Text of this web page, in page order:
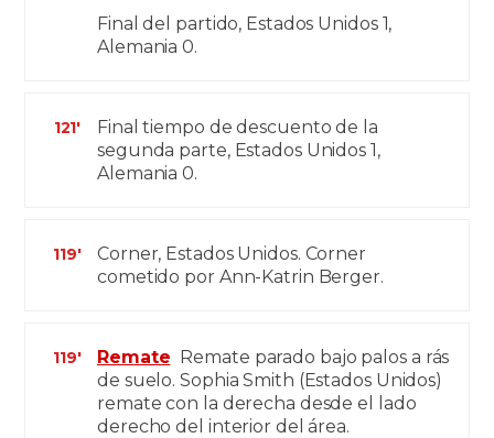
Final del partido, Estados Unidos 1,
Alemania 0.
121'
Final tiempo de descuento de la
segunda parte, Estados Unidos 1,
Alemania 0.
119'
Corner, Estados Unidos. Corner
cometido por Ann-Katrin Berger.
119' Remate Remate parado bajo palos a rás
de suelo. Sophia Smith (Estados Unidos)
remate con la derecha desde el lado
derecho del interior del área.